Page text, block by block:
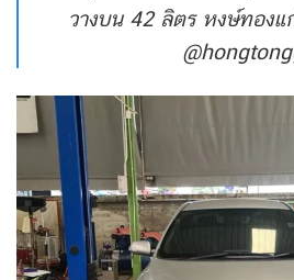
วางบน 42 ลิตร หงษ์ทอง